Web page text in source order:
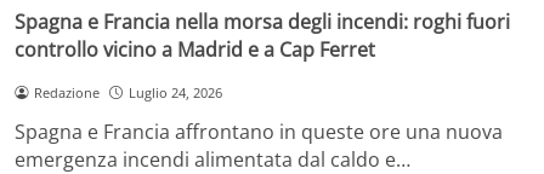
Spagna e Francia nella morsa degli incendi: roghi fuori
controllo vicino a Madrid e a Cap Ferret
Redazione Luglio 24, 2026
Spagna e Francia affrontano in queste ore una nuova
emergenza incendi alimentata dal caldo e…